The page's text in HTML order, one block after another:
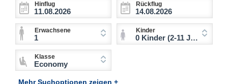
Hinflug Rückflug
Erwachsene
1
Kinder
0 Kinder (2-11 Jahre)
Klasse
Economy
Mehr Suchoptionen zeigen +